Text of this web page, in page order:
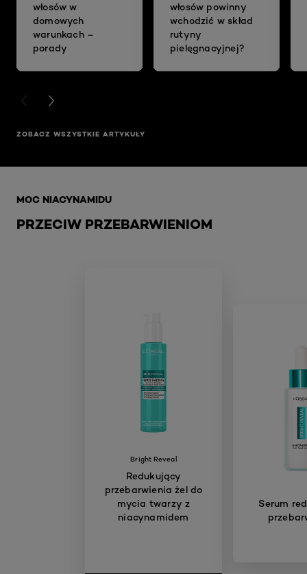
włosów w
domowych
warunkach –
porady
włosów powinny
wchodzić w skład
rutyny
pielęgnacyjnej?
PREVIOUS CARD
NEXT CARD
ZOBACZ WSZYSTKIE ARTYKUŁY
PRZECIW PRZEBARWIENIOM
MOC NIACYNAMIDU
Bright Reveal
Redukujący
przebarwienia żel do
mycia twarzy z
niacynamidem
Serum